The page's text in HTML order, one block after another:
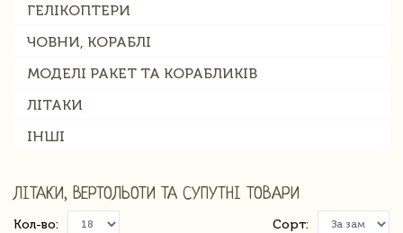
ГЕЛІКОПТЕРИ
ЧОВНИ, КОРАБЛІ
МОДЕЛІ РАКЕТ ТА КОРАБЛИКІВ
ЛІТАКИ
ІНШІ
ЛІТАКИ, ВЕРТОЛЬОТИ ТА СУПУТНІ ТОВАРИ
Кол-во: Сорт: